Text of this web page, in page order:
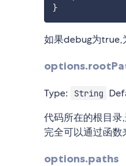
}
如果debug为true,
Type: String
代码所在的根目
完全可以通过函数
options.paths